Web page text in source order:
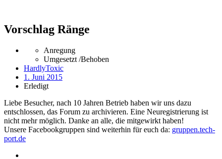
Vorschlag Ränge
Anregung
Umgesetzt /Behoben
HardlyToxic
1. Juni 2015
Erledigt
Liebe Besucher, nach 10 Jahren Betrieb haben wir uns dazu
entschlossen, das Forum zu archivieren. Eine Neuregistrierung ist
nicht mehr möglich. Danke an alle, die mitgewirkt haben!
Unsere Facebookgruppen sind weiterhin für euch da: gruppen.tech-
port.de